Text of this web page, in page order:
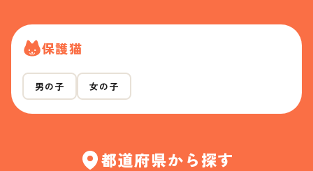
保護猫
男の子 女の子
都道府県から探す